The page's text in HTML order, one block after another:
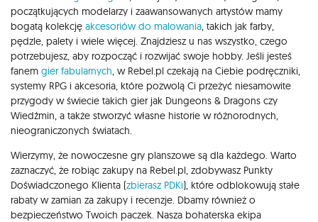
początkujących modelarzy i zaawansowanych artystów mamy
bogatą kolekcję akcesoriów do malowania, takich jak farby,
pędzle, palety i wiele więcej. Znajdziesz u nas wszystko, czego
potrzebujesz, aby rozpocząć i rozwijać swoje hobby. Jeśli jesteś
fanem gier fabularnych, w Rebel.pl czekają na Ciebie podręczniki,
systemy RPG i akcesoria, które pozwolą Ci przeżyć niesamowite
przygody w świecie takich gier jak Dungeons & Dragons czy
Wiedźmin, a także stworzyć własne historie w różnorodnych,
nieograniczonych światach.
Wierzymy, że nowoczesne gry planszowe są dla każdego. Warto
zaznaczyć, że robiąc zakupy na Rebel.pl, zdobywasz Punkty
Doświadczonego Klienta (zbierasz PDKi), które odblokowują stałe
rabaty w zamian za zakupy i recenzje. Dbamy również o
bezpieczeństwo Twoich paczek. Nasza bohaterska ekipa